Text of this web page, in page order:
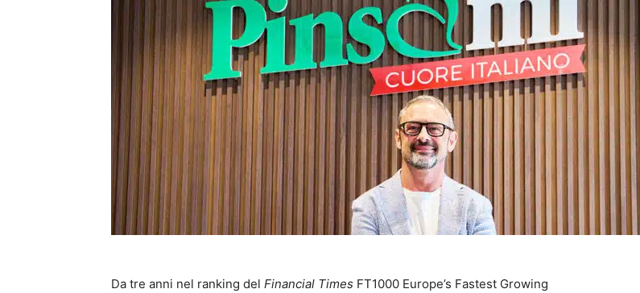
Da tre anni nel ranking del Financial Times FT1000 Europe’s Fastest Growing